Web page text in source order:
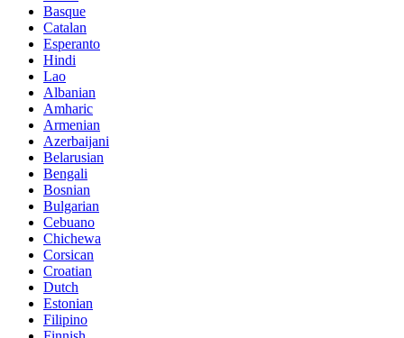
Basque
Catalan
Esperanto
Hindi
Lao
Albanian
Amharic
Armenian
Azerbaijani
Belarusian
Bengali
Bosnian
Bulgarian
Cebuano
Chichewa
Corsican
Croatian
Dutch
Estonian
Filipino